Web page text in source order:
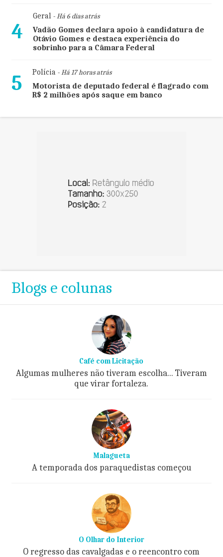
4
Geral- Há 6 dias atrás
Vadão Gomes declara apoio à candidatura de
Otávio Gomes e destaca experiência do
sobrinho para a Câmara Federal
5 Polícia- Há 17 horas atrás
Motorista de deputado federal é flagrado com
R$ 2 milhões após saque em banco
Blogs e colunas
Café com Licitação
Algumas mulheres não tiveram escolha... Tiveram
que virar fortaleza.
Malagueta
A temporada dos paraquedistas começou
O Olhar do Interior
O regresso das cavalgadas e o reencontro com